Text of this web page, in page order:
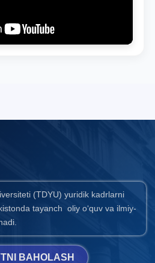
(TDYU) yuridik kadrlarni
tayanch oliy o‘quv va ilmiy-
BAHOLASH